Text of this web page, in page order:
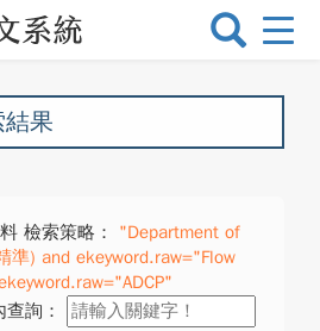
選
換
果
檢索策略：
"Department of
準) and ekeyword.raw="Flow
詢：